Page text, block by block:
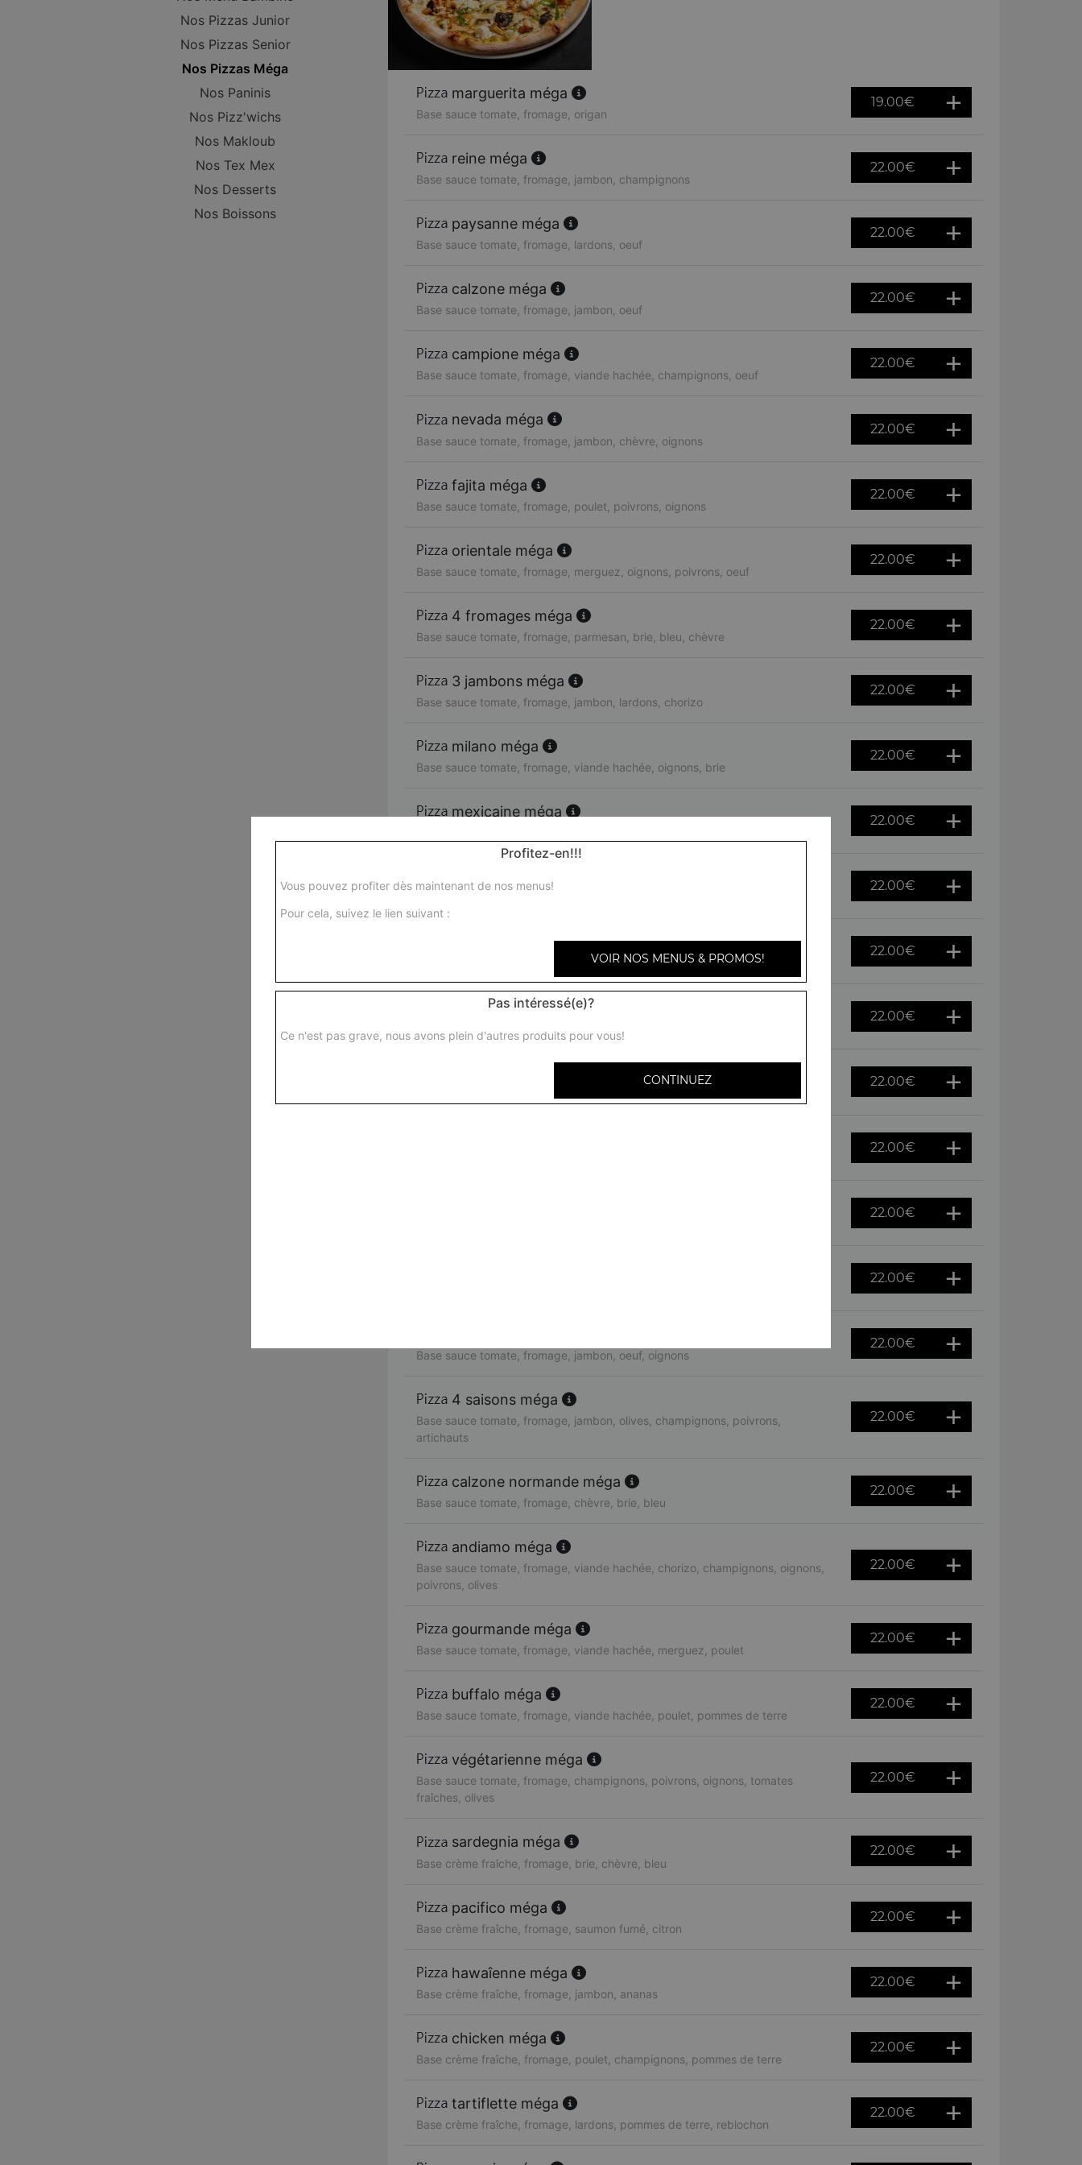
Nos Pizzas Junior
Nos Pizzas Senior
Nos Pizzas Méga
Nos Paninis
Nos Pizz'wichs
Nos Makloub
Nos Tex Mex
Nos Desserts
Nos Boissons
marguerita méga
Base sauce tomate, fromage, origan
19.00€
reine méga
Base sauce tomate, fromage, jambon, champignons
22.00€
paysanne méga
Base sauce tomate, fromage, lardons, oeuf
22.00€
calzone méga
Base sauce tomate, fromage, jambon, oeuf
22.00€
campione méga
Base sauce tomate, fromage, viande hachée, champignons, oeuf
22.00€
nevada méga
Base sauce tomate, fromage, jambon, chèvre, oignons
22.00€
fajita méga
Base sauce tomate, fromage, poulet, poivrons, oignons
22.00€
orientale méga
Base sauce tomate, fromage, merguez, oignons, poivrons, oeuf
22.00€
4 fromages méga
Base sauce tomate, fromage, parmesan, brie, bleu, chèvre
22.00€
3 jambons méga
Base sauce tomate, fromage, jambon, lardons, chorizo
22.00€
milano méga
Base sauce tomate, fromage, viande hachée, oignons, brie
22.00€
mexicaine méga
22.00€
22.00€
Base sauce tomate, fromage, chorizo, viande hachée, oeuf
22.00€
bari méga
Base sauce tomate, fromage, chèvre, brie, tomates fraîches, raclette
22.00€
22.00€
22.00€
22.00€
22.00€
Base sauce tomate, fromage, jambon, oeuf, oignons
22.00€
4 saisons méga
Base sauce tomate, fromage, jambon, olives, champignons, poivrons,
artichauts
22.00€
calzone normande méga
Base sauce tomate, fromage, chèvre, brie, bleu
22.00€
andiamo méga
Base sauce tomate, fromage, viande hachée, chorizo, champignons, oignons,
poivrons, olives
22.00€
gourmande méga
Base sauce tomate, fromage, viande hachée, merguez, poulet
22.00€
buffalo méga
Base sauce tomate, fromage, viande hachée, poulet, pommes de terre
22.00€
végétarienne méga
Base sauce tomate, fromage, champignons, poivrons, oignons, tomates
fraîches, olives
22.00€
sardegnia méga
Base crème fraîche, fromage, brie, chèvre, bleu
22.00€
pacifico méga
Base crème fraîche, fromage, saumon fumé, citron
22.00€
hawaîenne méga
Base crème fraîche, fromage, jambon, ananas
22.00€
chicken méga
Base crème fraîche, fromage, poulet, champignons, pommes de terre
22.00€
tartiflette méga
Base crème fraîche, fromage, lardons, pommes de terre, reblochon
22.00€
Profitez-en!!!
Vous pouvez profiter dès maintenant de nos menus!
Pour cela, suivez le lien suivant :
VOIR NOS MENUS & PROMOS!
Pas intéressé(e)?
Ce n'est pas grave, nous avons plein d'autres produits pour vous!
CONTINUEZ